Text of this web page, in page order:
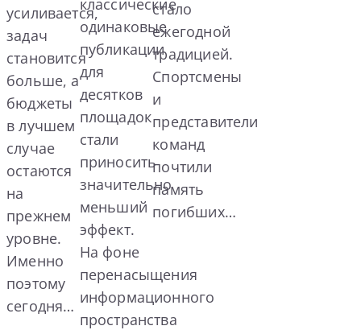
усиливается,
задач
становится
больше, а
бюджеты
в лучшем
случае
остаются
на
прежнем
уровне.
Именно
поэтому
сегодня…
одинаковые
публикации
для
десятков
площадок
стали
приносить
значительно
меньший
эффект.
На фоне
перенасыщения
информационного
пространства
стало
ежегодной
традицией.
Спортсмены
и
представители
команд
почтили
память
погибших…